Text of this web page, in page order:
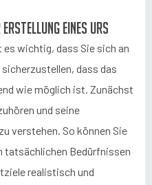
eines URS
es wichtig, dass Sie sich an
dass das
wie möglich ist. Zunächst
und seine
verstehen. So können Sie
tatsächlichen Bedürfnissen
realistisch und